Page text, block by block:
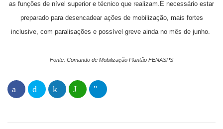
as funções de nível superior e técnico que realizam. É necessário estar
preparado para desencadear ações de mobilização, mais fortes
inclusive, com paralisações e possível greve ainda no mês de junho.
Fonte: Comando de Mobilização Plantão FENASPS